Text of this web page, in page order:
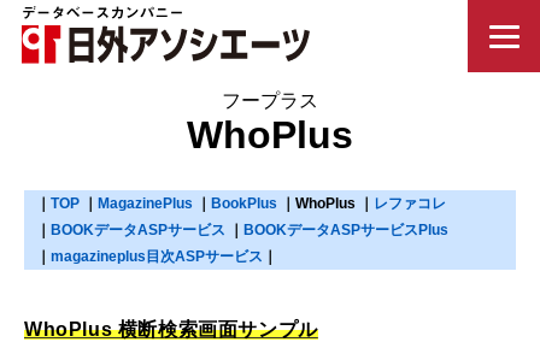
WhoPlus
TOP MagazinePlus BookPlus WhoPlus
レファコレ
BOOKデータASPサービス
BOOKデータASPサービスPlus
magazineplus目次ASPサービス
WhoPlus 横断検索画面サンプル